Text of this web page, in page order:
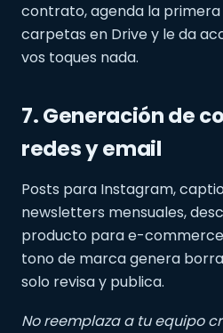
contrato, agenda la primera
carpetas en Drive y le da
vos toques nada.
7. Generación de
redes y email
Posts para Instagram,
newsletters mensuales,
producto para e-
tono de marca genera
solo revisa y publica.
No reemplaza a tu equipo